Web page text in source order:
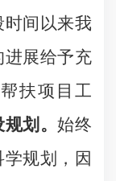
间以来我
展给予充
扶项目工
规划。始终
规划，因